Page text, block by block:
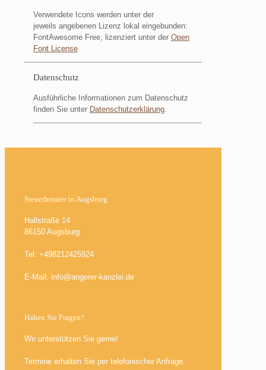
Verwendete Icons werden unter der
jeweils angebenen Lizenz lokal eingebunden:
FontAwesome Free, lizenziert unter der Open
Font License
Datenschutz
Ausführliche Informationen zum Datenschutz
finden Sie unter Datenschutzerklärung.
Steuerberater in Augsburg
Hallstraße 14
86150 Augsburg
Tel: +498212425924
E-Mail: info@angerer-kanzlei.de
Haben Sie Fragen?
Wir unterstützen Sie gerne!
Termine erhalten Sie per telefonischer Anfrage.